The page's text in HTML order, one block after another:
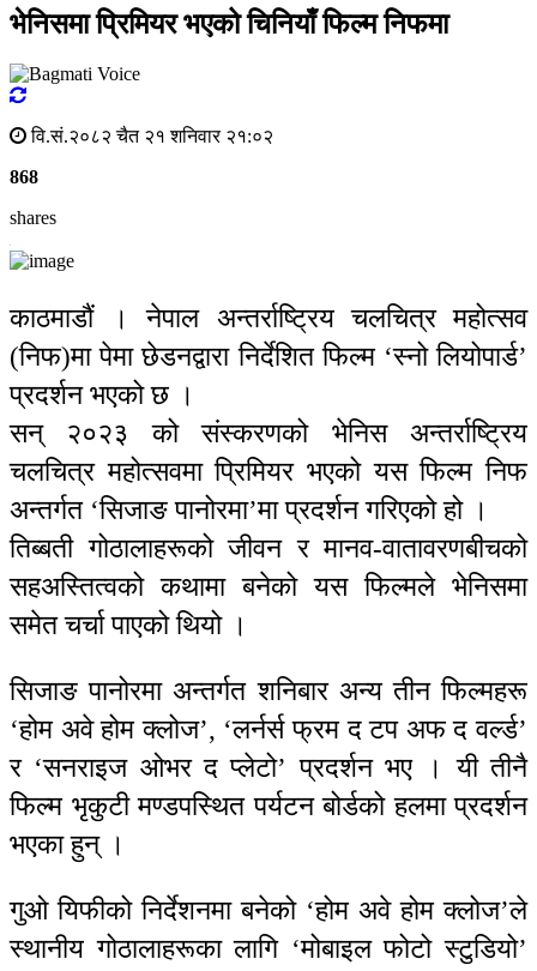
भेनिसमा प्रिमियर भएको चिनियाँ फिल्म निफमा
वि.सं.२०८२ चैत २१ शनिवार २१:०२
868
shares
काठमाडौं । नेपाल अन्तर्राष्ट्रिय चलचित्र महोत्सव
(निफ)मा पेमा छेडनद्वारा निर्देशित फिल्म ‘स्नो लियोपार्ड’
प्रदर्शन भएको छ ।
सन् २०२३ को संस्करणको भेनिस अन्तर्राष्ट्रिय
चलचित्र महोत्सवमा प्रिमियर भएको यस फिल्म निफ
अन्तर्गत ‘सिजाङ पानोरमा’मा प्रदर्शन गरिएको हो ।
तिब्बती गोठालाहरूको जीवन र मानव-वातावरणबीचको
सहअस्तित्वको कथामा बनेको यस फिल्मले भेनिसमा
समेत चर्चा पाएको थियो ।
सिजाङ पानोरमा अन्तर्गत शनिबार अन्य तीन फिल्महरू
‘होम अवे होम क्लोज’, ‘लर्नर्स फ्रम द टप अफ द वर्ल्ड’
र ‘सनराइज ओभर द प्लेटो’ प्रदर्शन भए । यी तीनै
फिल्म भृकुटी मण्डपस्थित पर्यटन बोर्डको हलमा प्रदर्शन
भएका हुन् ।
गुओ यिफीको निर्देशनमा बनेको ‘होम अवे होम क्लोज’ले
स्थानीय गोठालाहरूका लागि ‘मोबाइल फोटो स्टुडियो’